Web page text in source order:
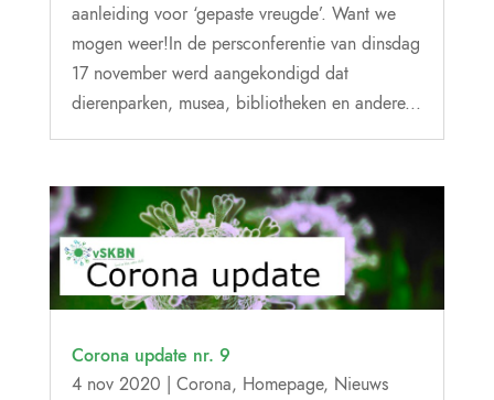
aanleiding voor ‘gepaste vreugde’. Want we
mogen weer!In de persconferentie van dinsdag
17 november werd aangekondigd dat
dierenparken, musea, bibliotheken en andere...
Corona update nr. 9
4 nov 2020 | Corona, Homepage, Nieuws